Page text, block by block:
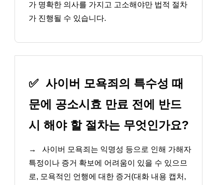
가 명확한 의사를 가지고 고소해야만 법적 절차
가 진행될 수 있습니다.
✅ 사이버 모욕죄의 특수성 때
문에 공소시효 만료 전에 반드
시 해야 할 절차는 무엇인가요?
→
사이버 모욕죄는 익명성 등으로 인해 가해자
특정이나 증거 확보에 어려움이 있을 수 있으므
로, 모욕적인 언행에 대한 증거(대화 내용 캡처,